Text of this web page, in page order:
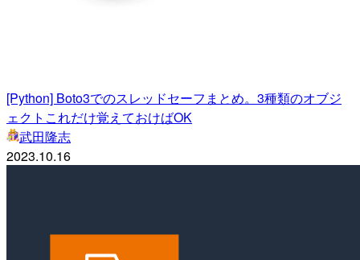
[Python] Boto3でのスレッドセーフまとめ。3種類のオブジ
ェクトこれだけ覚えておけばOK
武田隆志
2023.10.16